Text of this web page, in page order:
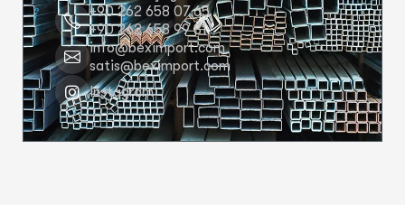
+90 262 658 07 65
+90 262 658 99 81
info@beximport.com
satis@beximport.com
Instagram